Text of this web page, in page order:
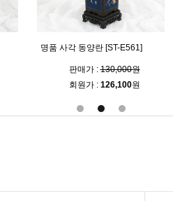
부) [ST-E549]
판매가 :170,000원
회원가 : 164,900원